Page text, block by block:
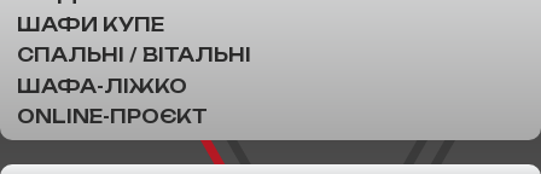
ШАФИ КУПЕ
СПАЛЬНІ / ВІТАЛЬНІ
ШАФА-ЛІЖКО
ONLINE-ПРОЄКТ